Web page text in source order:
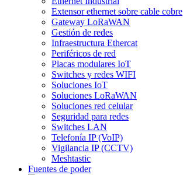
Extensor ethernet sobre cable cobre
Gateway LoRaWAN
Gestión de redes
Infraestructura Ethercat
Periféricos de red
Placas modulares IoT
Switches y redes WIFI
Soluciones IoT
Soluciones LoRaWAN
Soluciones red celular
Seguridad para redes
Switches LAN
Telefonía IP (VoIP)
Vigilancia IP (CCTV)
Meshtastic
Fuentes de poder